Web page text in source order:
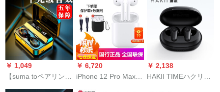
ポーネントコンポー
ネントコンポーネン
トコンポーネントコ
ンポーネント4级防水
防汗栓黒
ランプランプランプ
ランプランプランプ
ランプランプランプ
ランプランプランセ
ットセットセットセ
ゲム音乐ラニン運動
ノズキー有線無線両
用携帯テープ電話パ
ソン通用男女生ピケ
ク
ット首挂け式ランニ
ンキング、入耳式
Androvaファンキーウ
ーファーファーファ
ーファー泛用【コル
ブレック】プロシュ
ート音质
ます。Bluetooth 5.0
ビギナーは耳にする
タルプの动きです。
￥ 1,049
【suma toペアリング
￥ 6,720
iPhone 12 Pro Max携
￥ 2,138
HAKII TIMEハクリプ